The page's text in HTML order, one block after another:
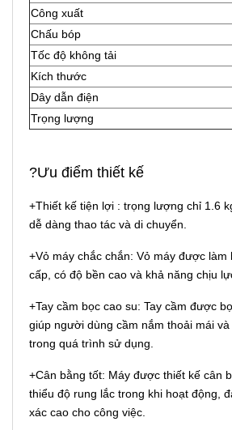
Công xuất
Chấu bóp
Tốc độ không tải
Kích thước
Dây dẫn điện
Trọng lượng
?Ưu điểm thiết kế
+Thiết kế tiện lợi : trọng lượng chỉ 1.6
dễ dàng thao tác và di chuyển.
+Vỏ máy chắc chắn: Vỏ máy được làm
cấp, có độ bền cao và khả năng chịu
+Tay cầm bọc cao su: Tay cầm được
giúp người dùng cầm nắm thoải mái
trong quá trình sử dụng.
+Cân bằng tốt: Máy được thiết kế cân
thiểu độ rung lắc trong khi hoạt động,
xác cao cho công việc.